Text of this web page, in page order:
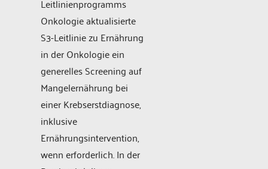
Onkologie aktualisierte
S3-Leitlinie zu Ernährung
in der Onkologie ein
generelles Screening auf
Mangelernährung bei
einer Krebserstdiagnose,
inklusive
Ernährungsintervention,
wenn erforderlich. In der